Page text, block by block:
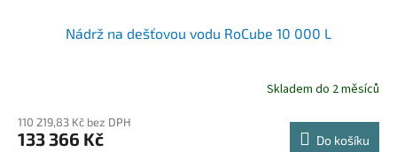
Nádrž na dešťovou vodu RoCube 10 000 L
Skladem do 2 měsíců
110 219,83 Kč bez DPH
133 366 Kč Do košíku